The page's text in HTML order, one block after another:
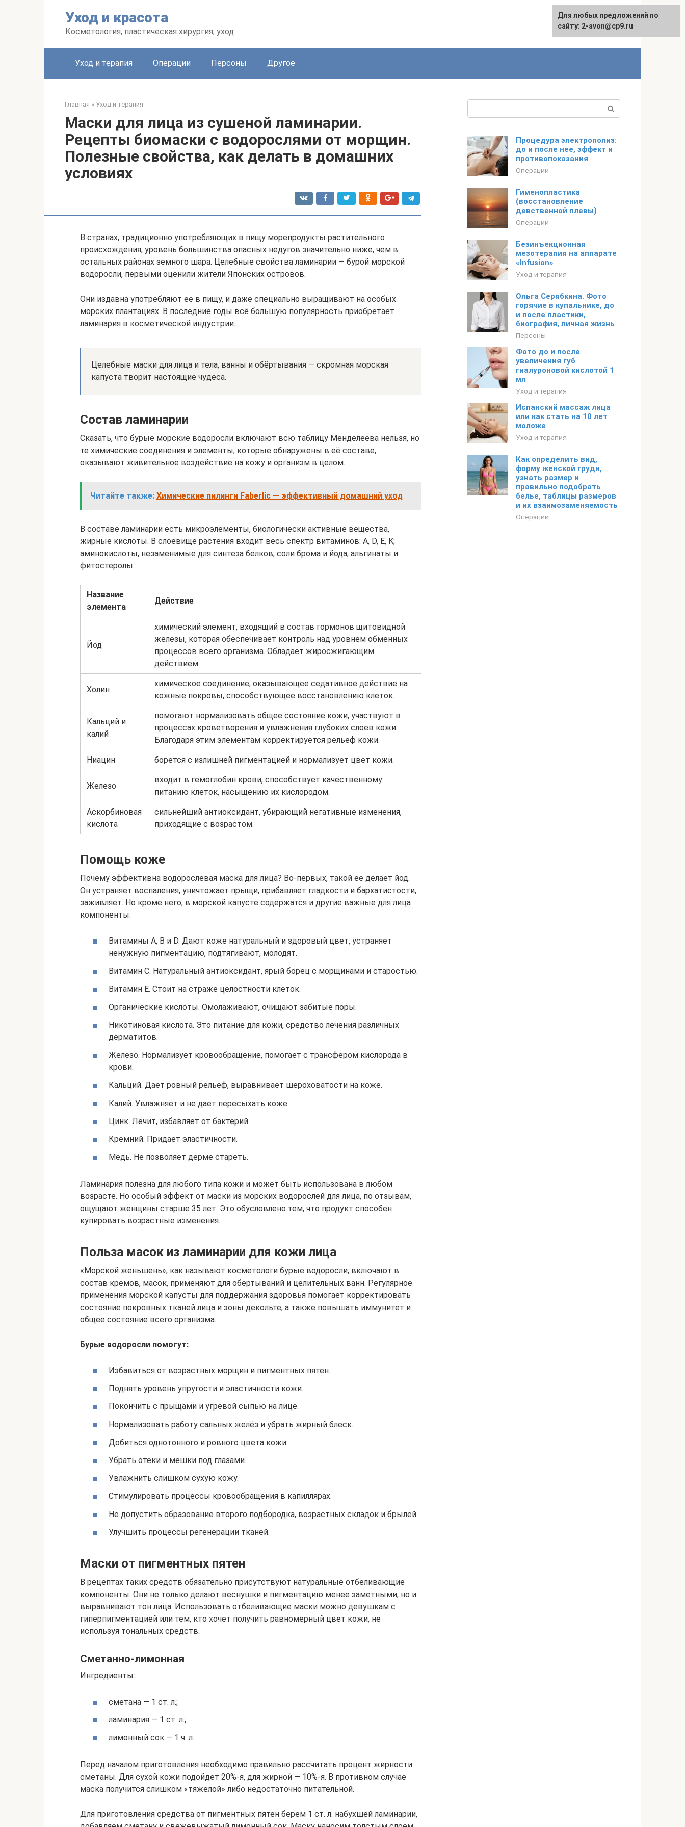
Уход и красота
Косметология, пластическая хирургия, уход
Уход и терапия Операции Персоны Другое
Главная » Уход и терапия
Маски для лица из сушеной ламинарии.
Рецепты биомаски с водорослями от морщин.
Полезные свойства, как делать в домашних
условиях
В странах, традиционно употребляющих в пищу морепродукты растительного
происхождения, уровень большинства опасных недугов значительно ниже, чем в
остальных районах земного шара. Целебные свойства ламинарии — бурой морской
водоросли, первыми оценили жители Японских островов.
Они издавна употребляют её в пищу, и даже специально выращивают на особых
морских плантациях. В последние годы всё большую популярность приобретает
ламинария в косметической индустрии.
Целебные маски для лица и тела, ванны и обёртывания — скромная морская
капуста творит настоящие чудеса.
Состав ламинарии
Сказать, что бурые морские водоросли включают всю таблицу Менделеева нельзя, но
те химические соединения и элементы, которые обнаружены в её составе,
оказывают живительное воздействие на кожу и организм в целом.
Читайте также: Химические пилинги Faberlic — эффективный домашний уход
В составе ламинарии есть микроэлементы, биологически активные вещества,
жирные кислоты. В слоевище растения входит весь спектр витаминов: A, D, E, K;
аминокислоты, незаменимые для синтеза белков, соли брома и йода, альгинаты и
фитостеролы.
Название
элемента
Действие
Йод
химический элемент, входящий в состав гормонов щитовидной
железы, которая обеспечивает контроль над уровнем обменных
процессов всего организма. Обладает жиросжигающим
действием
Холин
химическое соединение, оказывающее седативное действие на
кожные покровы, способствующее восстановлению клеток.
Кальций и
калий
помогают нормализовать общее состояние кожи, участвуют в
процессах кроветворения и увлажнения глубоких слоев кожи.
Благодаря этим элементам корректируется рельеф кожи.
Ниацин борется с излишней пигментацией и нормализует цвет кожи.
Железо
входит в гемоглобин крови, способствует качественному
питанию клеток, насыщению их кислородом.
Аскорбиновая
кислота
сильнейший антиоксидант, убирающий негативные изменения,
приходящие с возрастом.
Помощь коже
Почему эффективна водорослевая маска для лица? Во-первых, такой ее делает йод.
Он устраняет воспаления, уничтожает прыщи, прибавляет гладкости и бархатистости,
заживляет. Но кроме него, в морской капусте содержатся и другие важные для лица
компоненты.
Витамины А, В и D. Дают коже натуральный и здоровый цвет, устраняет
ненужную пигментацию, подтягивают, молодят.
Витамин С. Натуральный антиоксидант, ярый борец с морщинами и старостью.
Витамин Е. Стоит на страже целостности клеток.
Органические кислоты. Омолаживают, очищают забитые поры.
Никотиновая кислота. Это питание для кожи, средство лечения различных
дерматитов.
Железо. Нормализует кровообращение, помогает с трансфером кислорода в
крови.
Кальций. Дает ровный рельеф, выравнивает шероховатости на коже.
Калий. Увлажняет и не дает пересыхать коже.
Цинк. Лечит, избавляет от бактерий.
Кремний. Придает эластичности.
Медь. Не позволяет дерме стареть.
Ламинария полезна для любого типа кожи и может быть использована в любом
возрасте. Но особый эффект от маски из морских водорослей для лица, по отзывам,
ощущают женщины старше 35 лет. Это обусловлено тем, что продукт способен
купировать возрастные изменения.
Польза масок из ламинарии для кожи лица
«Морской женьшень», как называют косметологи бурые водоросли, включают в
состав кремов, масок, применяют для обёртываний и целительных ванн. Регулярное
применения морской капусты для поддержания здоровья помогает корректировать
состояние покровных тканей лица и зоны декольте, а также повышать иммунитет и
общее состояние всего организма.
Бурые водоросли помогут:
Избавиться от возрастных морщин и пигментных пятен.
Поднять уровень упругости и эластичности кожи.
Покончить с прыщами и угревой сыпью на лице.
Нормализовать работу сальных желёз и убрать жирный блеск.
Добиться однотонного и ровного цвета кожи.
Убрать отёки и мешки под глазами.
Увлажнить слишком сухую кожу.
Стимулировать процессы кровообращения в капиллярах.
Не допустить образование второго подбородка, возрастных складок и брылей.
Улучшить процессы регенерации тканей.
Маски от пигментных пятен
В рецептах таких средств обязательно присутствуют натуральные отбеливающие
компоненты. Они не только делают веснушки и пигментацию менее заметными, но и
выравнивают тон лица. Использовать отбеливающие маски можно девушкам с
гиперпигментацией или тем, кто хочет получить равномерный цвет кожи, не
используя тональных средств.
Сметанно-лимонная
Ингредиенты:
сметана — 1 ст. л.;
ламинария — 1 ст. л.;
лимонный сок — 1 ч. л.
Перед началом приготовления необходимо правильно рассчитать процент жирности
сметаны. Для сухой кожи подойдет 20%-я, для жирной — 10%-я. В противном случае
маска получится слишком «тяжелой» либо недостаточно питательной.
Для приготовления средства от пигментных пятен берем 1 ст. л. набухшей ламинарии,
Процедура электрополиз:
до и после нее, эффект и
противопоказания
Операции
Гименопластика
(восстановление
девственной плевы)
Операции
Безинъекционная
мезотерапия на аппарате
«Infusion»
Уход и терапия
Ольга Серябкина. Фото
горячие в купальнике, до
и после пластики,
биография, личная жизнь
Персоны
Фото до и после
увеличения губ
гиалуроновой кислотой 1
мл
Уход и терапия
Испанский массаж лица
или как стать на 10 лет
моложе
Уход и терапия
Как определить вид,
форму женской груди,
узнать размер и
правильно подобрать
белье, таблицы размеров
и их взаимозаменяемость
Операции
Для любых предложений по
сайту: 2-avon@cp9.ru